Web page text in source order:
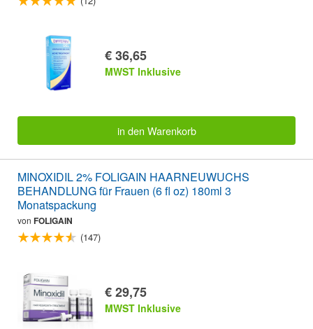
€ 36,65
MWST Inklusive
in den Warenkorb
MINOXIDIL 2% FOLIGAIN HAARNEUWUCHS
BEHANDLUNG für Frauen (6 fl oz) 180ml 3
Monatspackung
von FOLIGAIN
(147)
€ 29,75
MWST Inklusive